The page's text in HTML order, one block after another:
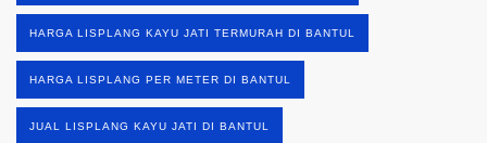
HARGA LISPLANG KAYU JATI TERMURAH DI BANTUL
HARGA LISPLANG PER METER DI BANTUL
JUAL LISPLANG KAYU JATI DI BANTUL